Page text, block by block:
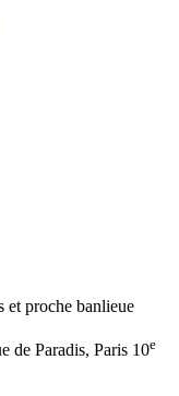
et proche banlieue
de Paradis, Paris 10e